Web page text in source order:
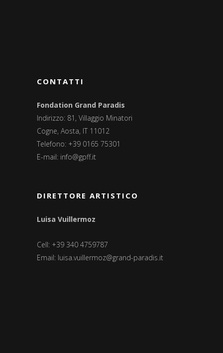
CONTATTI
Fondation Grand Paradis
Indirizzo: 81, Villaggio Minatori
Cogne, Aosta, IT 11012
Telefono: +39 0165 75301
E-mail: info@gpff.it
DIRETTORE ARTISTICO
Luisa Vuillermoz
Cell: +39 340 4759787
Email: luisa.vuillermoz@grand-paradis.it